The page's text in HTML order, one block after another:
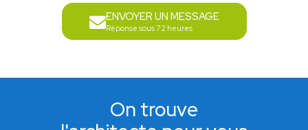
ENVOYER UN MESSAGE
Réponse sous 72 heures
On trouve